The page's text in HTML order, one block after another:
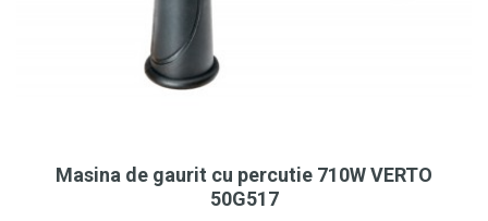
Masina de gaurit cu percutie 710W VERTO
50G517